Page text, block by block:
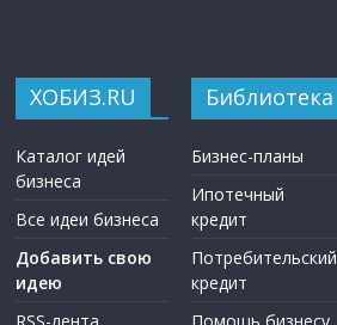
ХОБИЗ.RU
Каталог идей
бизнеса
Все идеи бизнеса
Добавить свою
идею
RSS-лента
Библиотека
Бизнес-планы
Ипотечный
кредит
Потребительский
кредит
Помощь бизнесу